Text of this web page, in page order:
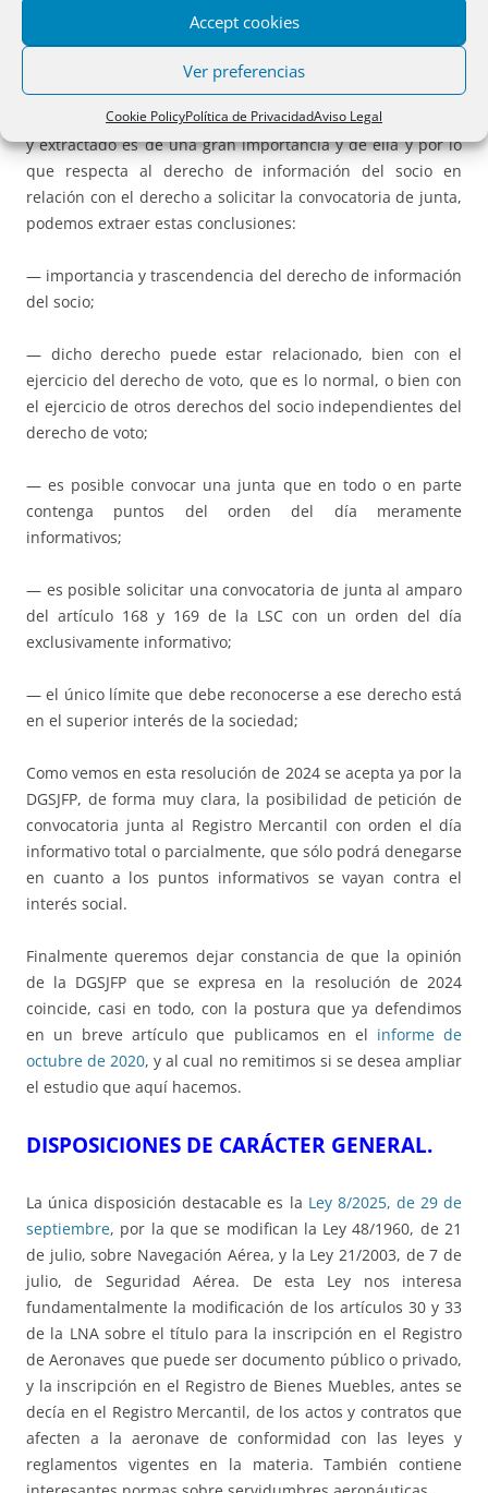
Accept cookies
Ver preferencias
Cookie PolicyPolítica de PrivacidadAviso Legal
Vemos que la resolución de la DGSJFP que hemos resumido
y extractado es de una gran importancia y de ella y por lo
que respecta al derecho de información del socio en
relación con el derecho a solicitar la convocatoria de junta,
podemos extraer estas conclusiones:
— importancia y trascendencia del derecho de información
del socio;
— dicho derecho puede estar relacionado, bien con el
ejercicio del derecho de voto, que es lo normal, o bien con
el ejercicio de otros derechos del socio independientes del
derecho de voto;
— es posible convocar una junta que en todo o en parte
contenga puntos del orden del día meramente
informativos;
— es posible solicitar una convocatoria de junta al amparo
del artículo 168 y 169 de la LSC con un orden del día
exclusivamente informativo;
— el único límite que debe reconocerse a ese derecho está
en el superior interés de la sociedad;
Como vemos en esta resolución de 2024 se acepta ya por la
DGSJFP, de forma muy clara, la posibilidad de petición de
convocatoria junta al Registro Mercantil con orden el día
informativo total o parcialmente, que sólo podrá denegarse
en cuanto a los puntos informativos se vayan contra el
interés social.
Finalmente queremos dejar constancia de que la opinión
de la DGSJFP que se expresa en la resolución de 2024
coincide, casi en todo, con la postura que ya defendimos
en un breve artículo que publicamos en el informe de
octubre de 2020, y al cual no remitimos si se desea ampliar
el estudio que aquí hacemos.
DISPOSICIONES DE CARÁCTER GENERAL.
La única disposición destacable es la Ley 8/2025, de 29 de
septiembre, por la que se modifican la Ley 48/1960, de 21
de julio, sobre Navegación Aérea, y la Ley 21/2003, de 7 de
julio, de Seguridad Aérea. De esta Ley nos interesa
fundamentalmente la modificación de los artículos 30 y 33
de la LNA sobre el título para la inscripción en el Registro
de Aeronaves que puede ser documento público o privado,
y la inscripción en el Registro de Bienes Muebles, antes se
decía en el Registro Mercantil, de los actos y contratos que
afecten a la aeronave de conformidad con las leyes y
reglamentos vigentes en la materia. También contiene